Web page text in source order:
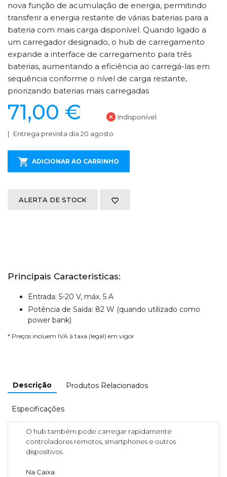
nova função de acumulação de energia, permitindo
transferir a energia restante de várias baterias para a
bateria com mais carga disponível. Quando ligado a
um carregador designado, o hub de carregamento
expande a interface de carregamento para três
baterias, aumentando a eficiência ao carregá-las em
sequência conforme o nível de carga restante,
priorizando baterias mais carregadas
71,00 € Indisponível
Entrega prevista dia 20 agosto
ADICIONAR AO CARRINHO
ALERTA DE STOCK
Principais Caracteristicas:
Entrada: 5-20 V, máx. 5 A
Potência de Saída: 82 W (quando utilizado como
power bank)
* Preços incluem IVA à taxa (legal) em vigor
Descrição Produtos Relacionados
Especificações
O hub também pode carregar rapidamente
controladores remotos, smartphones e outros
dispositivos.
Na Caixa